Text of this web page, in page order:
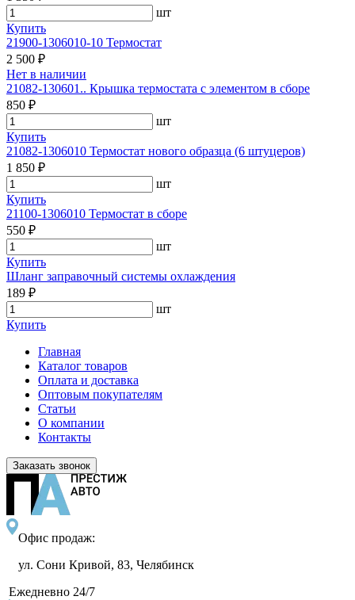
шт
Купить
21900-1306010-10 Термостат
2 500 ₽
Нет в наличии
21082-130601.. Крышка термостата с элементом в сборе
850 ₽
шт
Купить
21082-1306010 Термостат нового образца (6 штуцеров)
1 850 ₽
шт
Купить
21100-1306010 Термостат в сборе
550 ₽
шт
Купить
Шланг заправочный системы охлаждения
189 ₽
шт
Купить
Главная
Каталог товаров
Оплата и доставка
Оптовым покупателям
Статьи
О компании
Контакты
Заказать звонок
Офис продаж:
ул. Сони Кривой, 83, Челябинск
Ежедневно 24/7